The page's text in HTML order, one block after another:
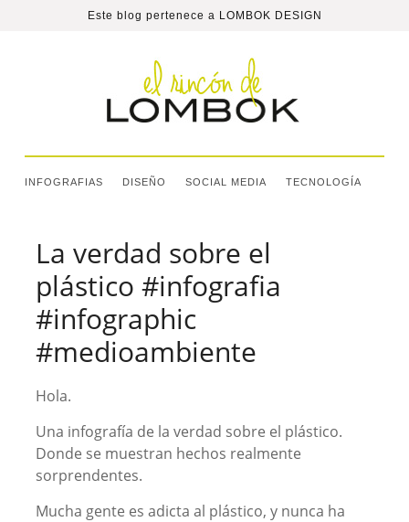
Este blog pertenece a LOMBOK DESIGN
INFOGRAFIAS DISEÑO SOCIAL MEDIA TECNOLOGÍA
La verdad sobre el
plástico #infografia
#infographic
#medioambiente
Hola.
Una infografía de la verdad sobre el plástico.
Donde se muestran hechos realmente
sorprendentes.
Mucha gente es adicta al plástico, y nunca ha